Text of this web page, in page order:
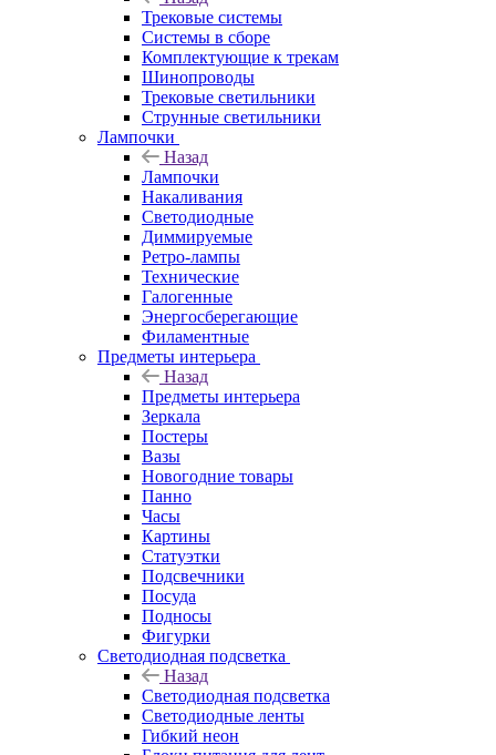
Трековые системы
Системы в сборе
Комплектующие к трекам
Шинопроводы
Трековые светильники
Струнные светильники
Лампочки
Назад
Лампочки
Накаливания
Светодиодные
Диммируемые
Ретро-лампы
Технические
Галогенные
Энергосберегающие
Филаментные
Предметы интерьера
Назад
Предметы интерьера
Зеркала
Постеры
Вазы
Новогодние товары
Панно
Часы
Картины
Статуэтки
Подсвечники
Посуда
Подносы
Фигурки
Светодиодная подсветка
Назад
Светодиодная подсветка
Светодиодные ленты
Гибкий неон